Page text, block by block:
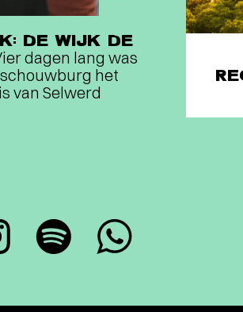
DE WIJK DE
dagen lang was
het
van Selwerd